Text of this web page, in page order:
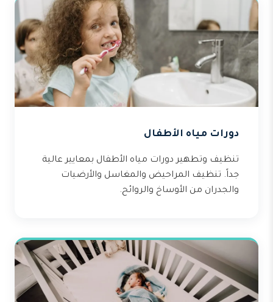
دورات مياه الأطفال
تنظيف وتطهير دورات مياه الأطفال بمعايير عالية
جداً. تنظيف المراحيض والمغاسل والأرضيات
والجدران من الأوساخ والروائح.